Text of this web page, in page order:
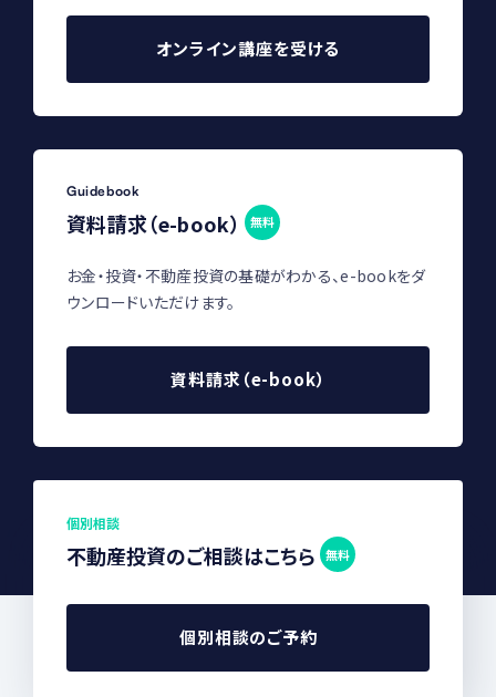
オンライン講座を受ける
Guidebook
資料請求（e-book） 無料
お金・投資・不動産投資の基礎がわかる、e-bookをダ
ウンロードいただけます。
資料請求（e-book）
個別相談
不動産投資のご相談はこちら 無料
個別相談のご予約